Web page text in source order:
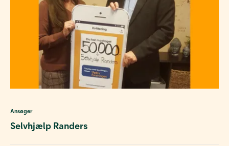
Ansøger
Selvhjælp Randers